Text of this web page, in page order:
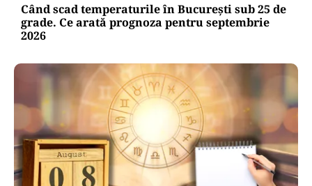
Când scad temperaturile în București sub 25 de
grade. Ce arată prognoza pentru septembrie
2026